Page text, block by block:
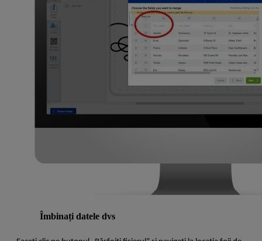
Îmbinați datele dvs